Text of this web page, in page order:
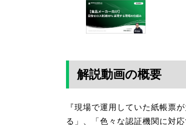
解説動画の概要
『現場で運用していた紙帳票
る」、「色々な認証機関に対